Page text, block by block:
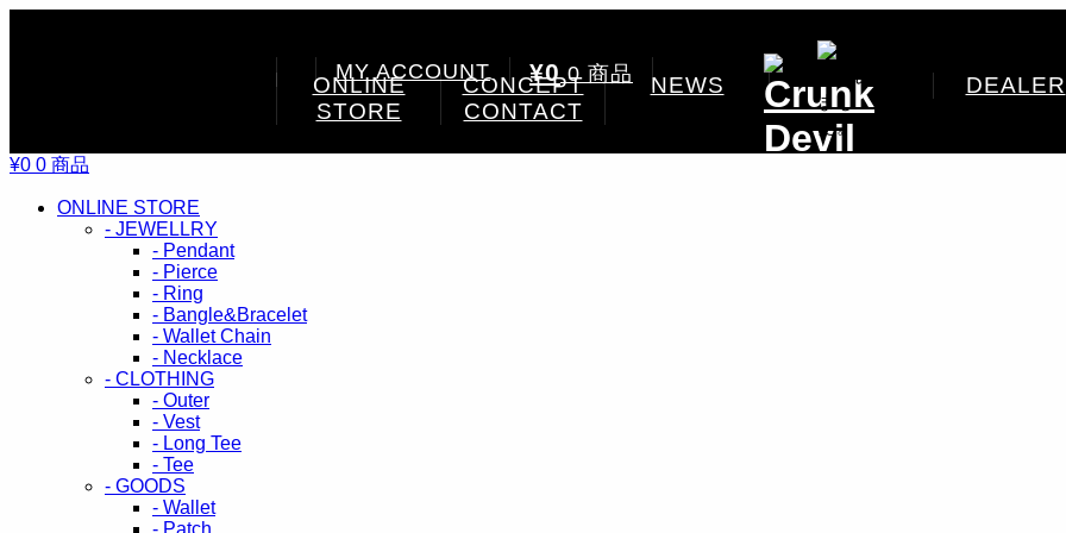
ONLINE
STORE
CONCEPT NEWS
DEALER
CONTACT
MY ACCOUNT ¥0 0 商品
¥0 0 商品
ONLINE STORE
- JEWELLRY
- Pendant
- Pierce
- Ring
- Bangle&Bracelet
- Wallet Chain
- Necklace
- CLOTHING
- Outer
- Vest
- Long Tee
- Tee
- GOODS
- Wallet
- Patch